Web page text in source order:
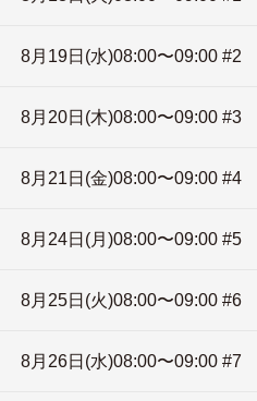
8月19日(水)08:00〜09:00 #2
8月20日(木)08:00〜09:00 #3
8月21日(金)08:00〜09:00 #4
8月24日(月)08:00〜09:00 #5
8月25日(火)08:00〜09:00 #6
8月26日(水)08:00〜09:00 #7